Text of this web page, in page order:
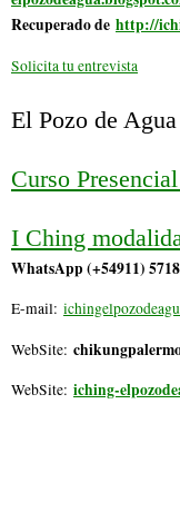
Recuperado de http://
Solicita tu entrevista
El Pozo de Agua
Curso
I Ching
WhatsApp (+54911)
E-mail:
WebSite:
WebSite: iching-